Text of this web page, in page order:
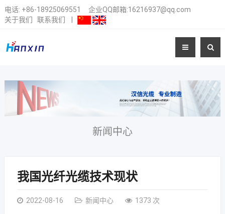
电话: +86-18925069551
企业QQ邮箱:16216937@qq.com
关于我们
联系我们
新闻中心
我国光纤光缆技术现状
2022-08-16 新闻中心 1373 次